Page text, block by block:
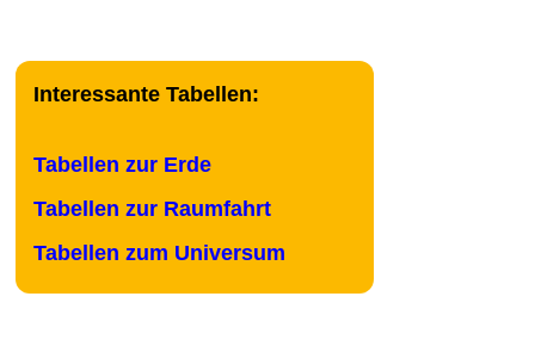
Interessante Tabellen:
Tabellen zur Erde
Tabellen zur Raumfahrt
Tabellen zum Universum